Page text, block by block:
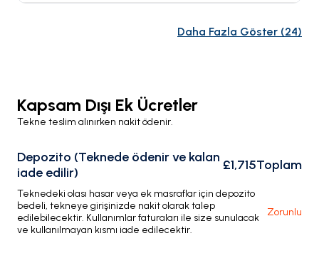
Daha Fazla Göster (24)
Kapsam Dışı Ek Ücretler
Tekne teslim alınırken nakit ödenir.
Depozito (Teknede ödenir ve kalan
iade edilir)
£1,715Toplam
Teknedeki olası hasar veya ek masraflar için depozito
bedeli, tekneye girişinizde nakit olarak talep
edilebilecektir. Kullanımlar faturaları ile size sunulacak
ve kullanılmayan kısmı iade edilecektir.
Zorunlu